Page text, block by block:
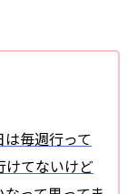
毎週行って
けてないけど